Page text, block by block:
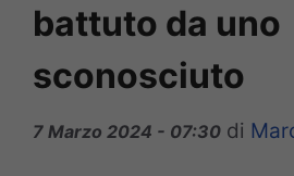
battuto da uno
sconosciuto
7 Marzo 2024 - 07:30 di